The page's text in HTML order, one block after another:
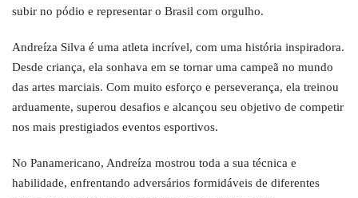
subir no pódio e representar o Brasil com orgulho.
Andreíza Silva é uma atleta incrível, com uma história inspiradora.
Desde criança, ela sonhava em se tornar uma campeã no mundo
das artes marciais. Com muito esforço e perseverança, ela treinou
arduamente, superou desafios e alcançou seu objetivo de competir
nos mais prestigiados eventos esportivos.
No Panamericano, Andreíza mostrou toda a sua técnica e
habilidade, enfrentando adversários formidáveis de diferentes